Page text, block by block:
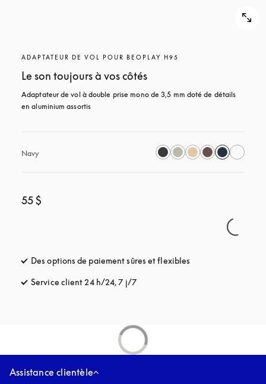
ADAPTATEUR DE VOL POUR BEOPLAY H95
Le son toujours à vos côtés
Adaptateur de vol à double prise mono de 3,5 mm doté de détails
en aluminium assortis
Navy
55 $
Des options de paiement sûres et flexibles
Service client 24 h/24, 7 j/7s’ouvre dans un nouvel onglet
Assistance clientèle